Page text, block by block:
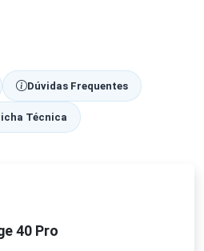
Dúvidas Frequentes
Técnica
40 Pro